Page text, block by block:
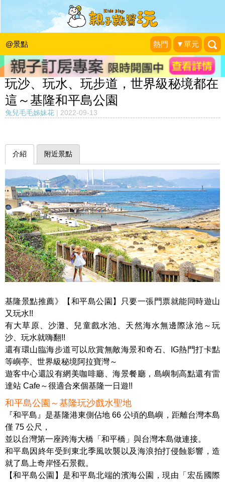
@景點 熱門 ▼單元
玩沙、玩水、玩步道，世界級秘境都在
這～基隆和平島公園
兔兒毛毛姊妹花 2022-09-13
介紹 附近景點
基隆景點推薦》【和平島公園】只要一張門票就能同時遊山
又玩水!!
有大草原、沙灘、兒童戲水池、天然海水無邊際泳池～玩
沙、玩水就嗨翻!!
還有環山臨海步道可以欣賞無敵海景和奇石、IG熱門打卡點
等嶼亭、世界級秘境阿拉寶灣～
遊客中心還設有網美咖啡廳、海景餐廳，島嶼制高點還有雷
達站 Cafe～很適合來個基隆一日遊!!
和平島公園～基隆玩沙戲水聖地
『和平島』是基隆港東側佔地 66 公頃的島嶼，距離台灣本島
僅 75 公尺，
並以台灣第一座跨海大橋「和平橋」與台灣本島做連接。
和平島因終年受到東北季風吹襲以及海浪拍打侵蝕影響，造
就了島上奇岸怪石景觀。
【和平島公園】是和平島北端的濱海公園，現由「宏岳國際